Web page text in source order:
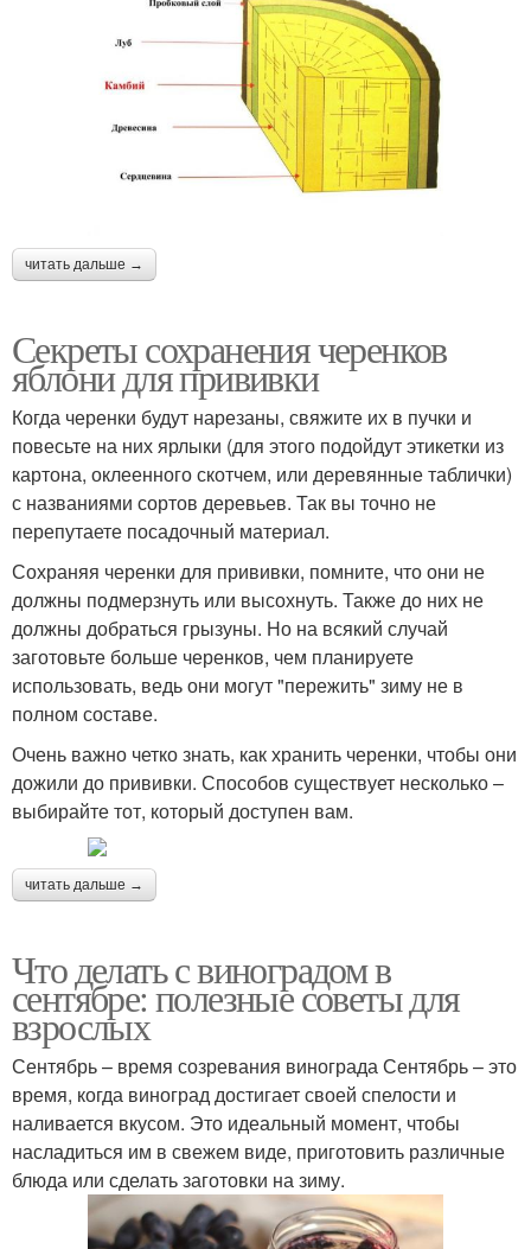
читать дальше →
Секреты сохранения черенков
яблони для прививки
Когда черенки будут нарезаны, свяжите их в пучки и
повесьте на них ярлыки (для этого подойдут этикетки из
картона, оклеенного скотчем, или деревянные таблички)
с названиями сортов деревьев. Так вы точно не
перепутаете посадочный материал.
Сохраняя черенки для прививки, помните, что они не
должны подмерзнуть или высохнуть. Также до них не
должны добраться грызуны. Но на всякий случай
заготовьте больше черенков, чем планируете
использовать, ведь они могут "пережить" зиму не в
полном составе.
Очень важно четко знать, как хранить черенки, чтобы они
дожили до прививки. Способов существует несколько –
выбирайте тот, который доступен вам.
читать дальше →
Что делать с виноградом в
сентябре: полезные советы для
взрослых
Сентябрь – время созревания винограда Сентябрь – это
время, когда виноград достигает своей спелости и
наливается вкусом. Это идеальный момент, чтобы
насладиться им в свежем виде, приготовить различные
блюда или сделать заготовки на зиму.